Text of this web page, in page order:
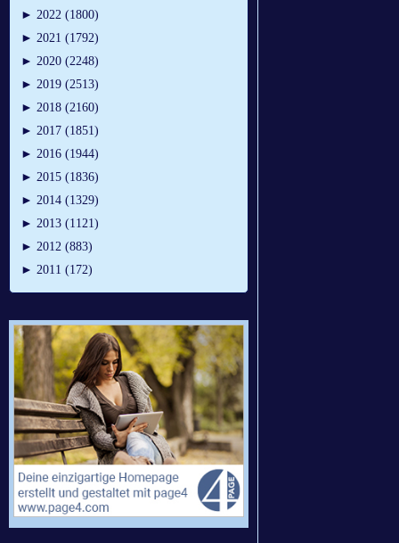
► 2022 (1800)
► 2021 (1792)
► 2020 (2248)
► 2019 (2513)
► 2018 (2160)
► 2017 (1851)
► 2016 (1944)
► 2015 (1836)
► 2014 (1329)
► 2013 (1121)
► 2012 (883)
► 2011 (172)